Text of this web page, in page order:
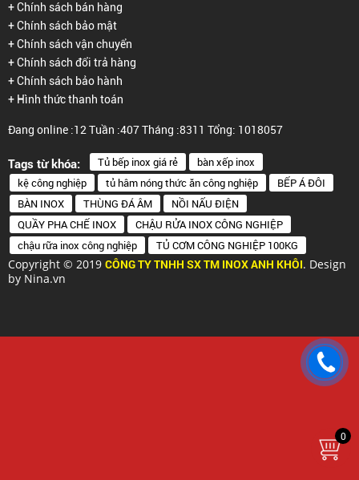
+ Chính sách bán hàng
+ Chính sách bảo mật
+ Chính sách vận chuyển
+ Chính sách đổi trả hàng
+ Chính sách bảo hành
+ Hình thức thanh toán
Đang online :12Tuần :407Tháng :8311 Tổng: 1018057
Tags từ khóa: Tủ bếp inox giá rẻ
bàn xếp inox
kệ công nghiệp
tủ hâm nóng thức ăn công nghiệp
BẾP Á ĐÔI
BÀN INOX
THÙNG ĐÁ ÂM
NỒI NẤU ĐIỆN
QUẦY PHA CHẾ INOX
CHẬU RỬA INOX CÔNG NGHIỆP
chậu rữa inox công nghiệp
TỦ CƠM CÔNG NGHIỆP 100KG
Copyright © 2019 CÔNG TY TNHH SX TM INOX ANH KHÔI. Design
by Nina.vn